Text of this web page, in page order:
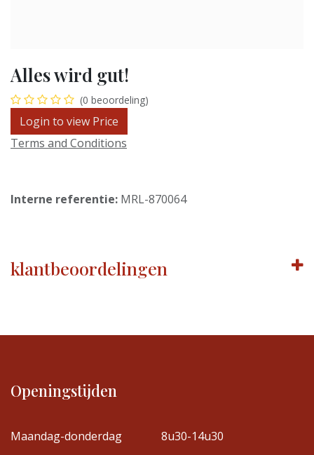
Alles wird gut!
(0 beoordeling)
Login to view Price
Terms and Conditions
Interne referentie: MRL-870064
klantbeoordelingen
Openingstijden
Maandag-donderdag
8u30-14u30